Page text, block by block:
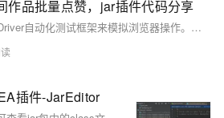
作品批量点赞，jar插件代码分享
实现使用了Selenium WebDriver自动化测试框架来模拟浏览器操作。代码包含登录功能
插件-JarEditor